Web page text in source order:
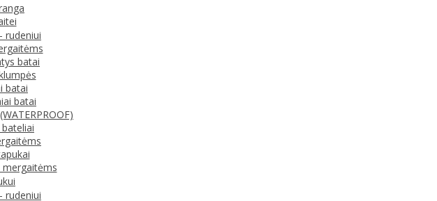
rudeniui
batai
batai
batai
mergaitėms
rudeniui